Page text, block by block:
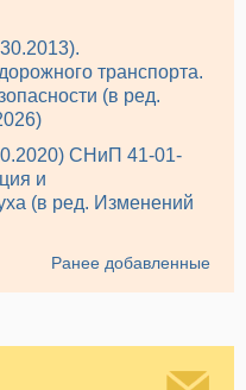
транспорта.
(в ред.
СНиП 41-01-
и
(в ред. Изменений
Ранее добавленные